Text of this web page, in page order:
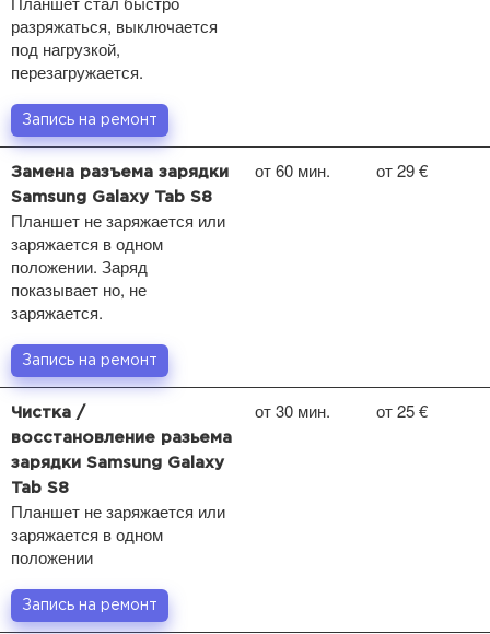
разряжаться, выключается
под нагрузкой,
перезагружается.
Запись на ремонт
Замена разъема зарядки
Samsung Galaxy Tab S8
Планшет не заряжается или
заряжается в одном
положении. Заряд
показывает но, не
заряжается.
от 60 мин. от 29 €
Запись на ремонт
Чистка /
восстановление разьема
зарядки Samsung Galaxy
Tab S8
Планшет не заряжается или
заряжается в одном
положении
от 30 мин. от 25 €
Запись на ремонт